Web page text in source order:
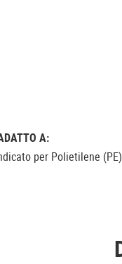
A:
per Polietilene